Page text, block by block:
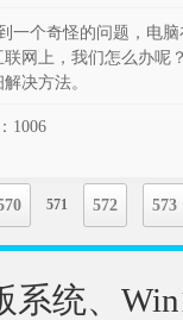
一个奇怪的问题，电
网上，我们怎么办呢
决方法。
1006
571 572 573
系统、